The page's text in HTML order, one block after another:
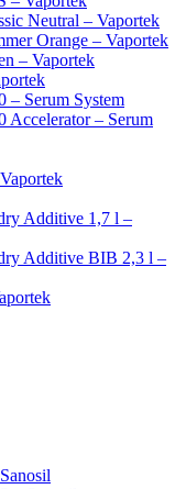
Neutral – Vaportek
Orange – Vaportek
– Vaportek
– Serum System
Accelerator – Serum
Additive 1,7 l –
Additive BIB 2,3 l –